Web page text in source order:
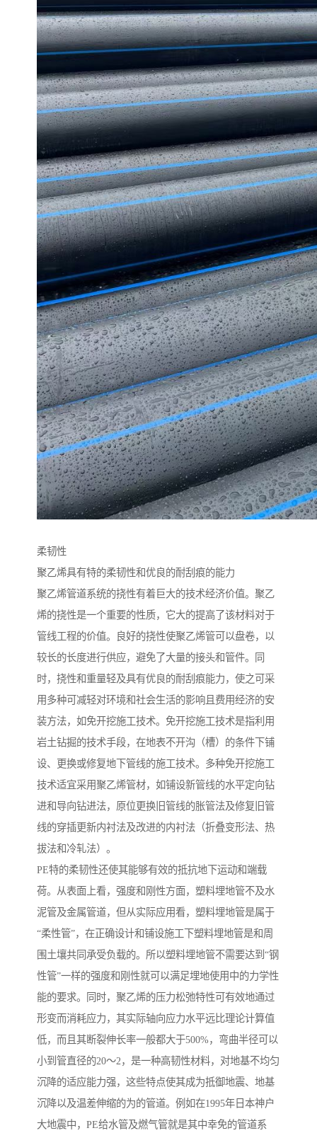
柔韧性
聚乙烯具有特的柔韧性和优良的耐刮痕的能力
聚乙烯管道系统的挠性有着巨大的技术经济价值。聚乙
烯的挠性是一个重要的性质，它大的提高了该材料对于
管线工程的价值。良好的挠性使聚乙烯管可以盘卷，以
较长的长度进行供应，避免了大量的接头和管件。同
时，挠性和重量轻及具有优良的耐刮痕能力，使之可采
用多种可减轻对环境和社会生活的影响且费用经济的安
装方法，如免开挖施工技术。免开挖施工技术是指利用
岩土钻掘的技术手段，在地表不开沟（槽）的条件下铺
设、更换或修复地下管线的施工技术。多种免开挖施工
技术适宜采用聚乙烯管材，如铺设新管线的水平定向钻
进和导向钻进法，原位更换旧管线的胀管法及修复旧管
线的穿插更新内衬法及改进的内衬法（折叠变形法、热
拔法和冷轧法）。
PE特的柔韧性还使其能够有效的抵抗地下运动和端载
荷。从表面上看，强度和刚性方面，塑料埋地管不及水
泥管及金属管道，但从实际应用看，塑料埋地管是属于
“柔性管”，在正确设计和铺设施工下塑料埋地管是和周
围土壤共同承受负载的。所以塑料埋地管不需要达到“钢
性管”一样的强度和刚性就可以满足埋地使用中的力学性
能的要求。同时，聚乙烯的压力松弛特性可有效地通过
形变而消耗应力，其实际轴向应力水平远比理论计算值
低，而且其断裂伸长率一般都大于500%，弯曲半径可以
小到管直径的20～2，是一种高韧性材料，对地基不均匀
沉降的适应能力强，这些特点使其成为抵御地震、地基
沉降以及温差伸缩的为的管道。例如在1995年日本神户
大地震中，PE给水管及燃气管就是其中幸免的管道系